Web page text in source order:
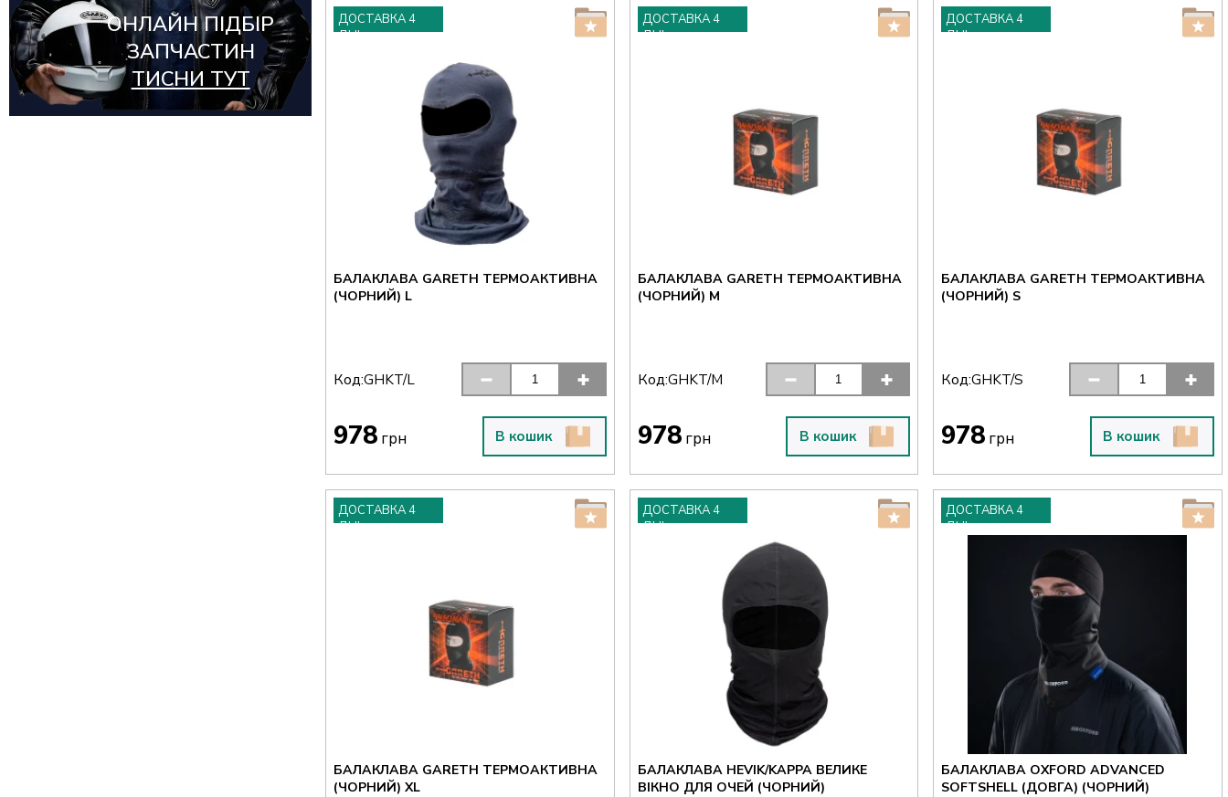
ОНЛАЙН ПІДБІР
ЗАПЧАСТИН
ТИСНИ ТУТ
ДОСТАВКА 4
ДНІ
БАЛАКЛАВА GARETH ТЕРМОАКТИВНА
(ЧОРНИЙ) L
Код:GHKT/L
978 грн В кошик
ДОСТАВКА 4
ДНІ
БАЛАКЛАВА GARETH ТЕРМОАКТИВНА
(ЧОРНИЙ) M
Код:GHKT/M
978грн В кошик
ДОСТАВКА 4
ДНІ
БАЛАКЛАВА GARETH ТЕРМОАКТИВНА
(ЧОРНИЙ) S
Код:GHKT/S
978 грн В кошик
ДОСТАВКА 4
ДНІ
БАЛАКЛАВА GARETH ТЕРМОАКТИВНА
(ЧОРНИЙ) XL
ДОСТАВКА 4
ДНІ
БАЛАКЛАВА HEVIK/KAPPA ВЕЛИКЕ
ВІКНО ДЛЯ ОЧЕЙ (ЧОРНИЙ)
ДОСТАВКА 4
ДНІ
БАЛАКЛАВА OXFORD ADVANCED
SOFTSHELL (ДОВГА) (ЧОРНИЙ)